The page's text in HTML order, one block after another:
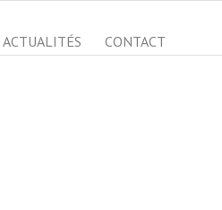
ACTUALITÉS CONTACT